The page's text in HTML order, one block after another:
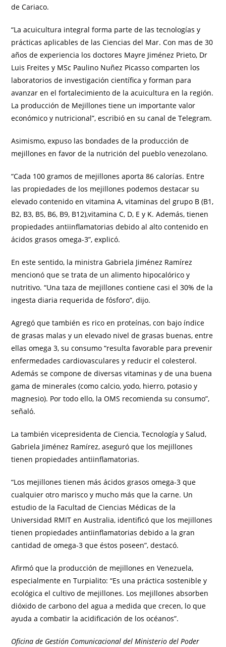
de Cariaco.
“La acuicultura integral forma parte de las tecnologías y
prácticas aplicables de las Ciencias del Mar. Con mas de 30
años de experiencia los doctores Mayre Jiménez Prieto, Dr
Luis Freites y MSc Paulino Nuñez Picasso comparten los
laboratorios de investigación científica y forman para
avanzar en el fortalecimiento de la acuicultura en la región.
La producción de Mejillones tiene un importante valor
económico y nutricional”, escribió en su canal de Telegram.
Asimismo, expuso las bondades de la producción de
mejillones en favor de la nutrición del pueblo venezolano.
“Cada 100 gramos de mejillones aporta 86 calorías. Entre
las propiedades de los mejillones podemos destacar su
elevado contenido en vitamina A, vitaminas del grupo B (B1,
B2, B3, B5, B6, B9, B12),vitamina C, D, E y K. Además, tienen
propiedades antiinflamatorias debido al alto contenido en
ácidos grasos omega-3”, explicó.
En este sentido, la ministra Gabriela Jiménez Ramírez
mencionó que se trata de un alimento hipocalórico y
nutritivo. “Una taza de mejillones contiene casi el 30% de la
ingesta diaria requerida de fósforo”, dijo.
Agregó que también es rico en proteínas, con bajo índice
de grasas malas y un elevado nivel de grasas buenas, entre
ellas omega 3, su consumo “resulta favorable para prevenir
enfermedades cardiovasculares y reducir el colesterol.
Además se compone de diversas vitaminas y de una buena
gama de minerales (como calcio, yodo, hierro, potasio y
magnesio). Por todo ello, la OMS recomienda su consumo”,
señaló.
La también vicepresidenta de Ciencia, Tecnología y Salud,
Gabriela Jiménez Ramírez, aseguró que los mejillones
tienen propiedades antiinflamatorias.
“Los mejillones tienen más ácidos grasos omega-3 que
cualquier otro marisco y mucho más que la carne. Un
estudio de la Facultad de Ciencias Médicas de la
Universidad RMIT en Australia, identificó que los mejillones
tienen propiedades antiinflamatorias debido a la gran
cantidad de omega-3 que éstos poseen”, destacó.
Afirmó que la producción de mejillones en Venezuela,
especialmente en Turpialito: “Es una práctica sostenible y
ecológica el cultivo de mejillones. Los mejillones absorben
dióxido de carbono del agua a medida que crecen, lo que
ayuda a combatir la acidificación de los océanos”.
Oficina de Gestión Comunicacional del Ministerio del Poder